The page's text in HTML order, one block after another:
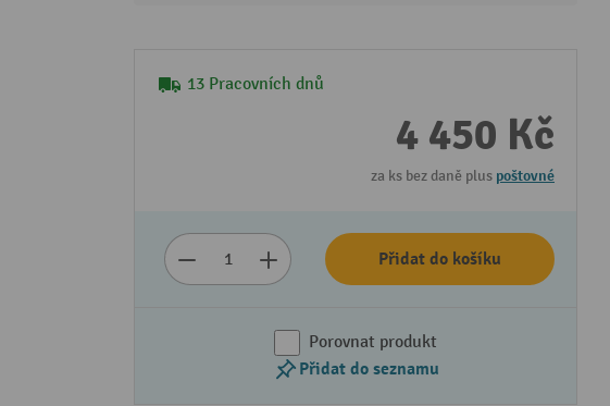
13 Pracovních dnů
4 450 Kč
za ks bez daně plus poštovné
Přidat do košíku
Porovnat produkt
Přidat do seznamu